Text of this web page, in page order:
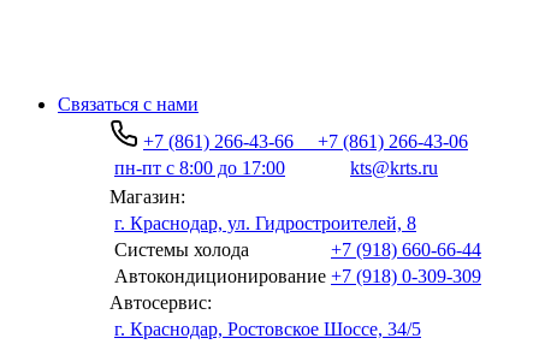
Связаться с нами
+7 (861) 266-43-66
+7 (861) 266-43-06
пн-пт с 8:00 до 17:00
kts@krts.ru
Магазин:
г. Краснодар, ул. Гидростроителей, 8
Системы холода
+7 (918) 660-66-44
Автокондиционирование +7 (918) 0-309-309
Автосервис:
г. Краснодар, Ростовское Шоссе, 34/5